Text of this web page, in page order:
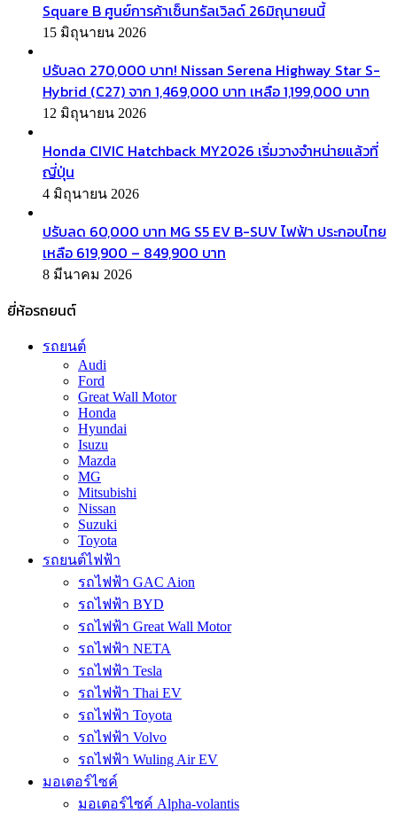
Square B ศูนย์การค้าเซ็นทรัลเวิลด์ 26มิถุนายนนี้
15 มิถุนายน 2026
ปรับลด 270,000 บาท! Nissan Serena Highway Star S-
Hybrid (C27) จาก 1,469,000 บาท เหลือ 1,199,000 บาท
12 มิถุนายน 2026
Honda CIVIC Hatchback MY2026 เริ่มวางจำหน่ายแล้วที่
ญี่ปุ่น
4 มิถุนายน 2026
ปรับลด 60,000 บาท MG S5 EV B-SUV ไฟฟ้า ประกอบไทย
เหลือ 619,900 – 849,900 บาท
8 มีนาคม 2026
ยี่ห้อรถยนต์
รถยนต์
Audi
Ford
Great Wall Motor
Honda
Hyundai
Isuzu
Mazda
MG
Mitsubishi
Nissan
Suzuki
Toyota
รถยนต์ไฟฟ้า
รถไฟฟ้า GAC Aion
รถไฟฟ้า BYD
รถไฟฟ้า Great Wall Motor
รถไฟฟ้า NETA
รถไฟฟ้า Tesla
รถไฟฟ้า Thai EV
รถไฟฟ้า Toyota
รถไฟฟ้า Volvo
รถไฟฟ้า Wuling Air EV
มอเตอร์ไซค์
มอเตอร์ไซค์ Alpha-volantis